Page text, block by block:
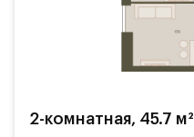
2-комнатная, 45.7 м²